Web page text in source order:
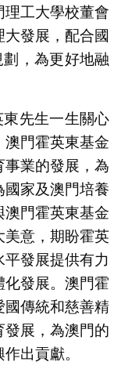
工大學校董會
發展，配合國
劃，為更好地融
先生一生關心
澳門霍英東基金
業的發展，為
家及澳門培養
澳門霍英東基金
美意，期盼霍英
發展提供有力
發展。澳門霍
國傳統和慈善精
展，為澳門的
出貢獻。